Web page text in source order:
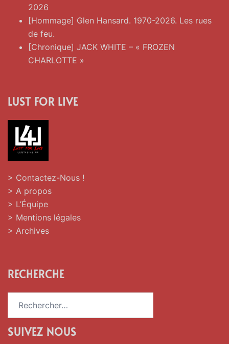
2026
[Hommage] Glen Hansard. 1970-2026. Les rues
de feu.
[Chronique] JACK WHITE – « FROZEN
CHARLOTTE »
LUST FOR LIVE
> Contactez-Nous !
> A propos
> L’Équipe
> Mentions légales
> Archives
RECHERCHE
SUIVEZ NOUS